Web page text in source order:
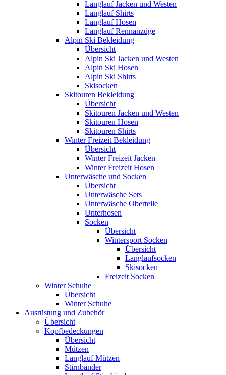
Langlauf Jacken und Westen
Langlauf Shirts
Langlauf Hosen
Langlauf Rennanzüge
Alpin Ski Bekleidung
Übersicht
Alpin Ski Jacken und Westen
Alpin Ski Hosen
Alpin Ski Shirts
Skisocken
Skitouren Bekleidung
Übersicht
Skitouren Jacken und Westen
Skitouren Hosen
Skitouren Shirts
Winter Freizeit Bekleidung
Übersicht
Winter Freizeit Jacken
Winter Freizeit Hosen
Unterwäsche und Socken
Übersicht
Unterwäsche Sets
Unterwäsche Oberteile
Unterhosen
Socken
Übersicht
Wintersport Socken
Übersicht
Langlaufsocken
Skisocken
Freizeit Socken
Winter Schuhe
Übersicht
Winter Schuhe
Ausrüstung und Zubehör
Übersicht
Kopfbedeckungen
Übersicht
Mützen
Langlauf Mützen
Stirnbänder